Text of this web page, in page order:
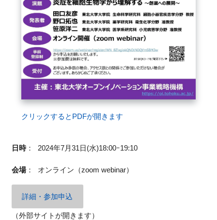
閉じる
クリックするとPDFが開きます
日時： 2024年7月31日(水)18:00ｰ19:10
会場： オンライン（zoom webinar）
詳細・参加申込
（外部サイトが開きます）